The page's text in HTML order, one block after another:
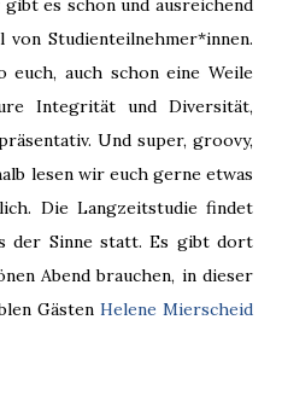
es schon und ausreichend
Studienteilnehmer*innen.
euch, auch schon eine Weile
Integrität und Diversität,
Und super, groovy,
lesen wir euch gerne etwas
Die Langzeitstudie findet
der Sinne statt. Es gibt dort
Abend brauchen, in dieser
GästenHelene Mierscheid